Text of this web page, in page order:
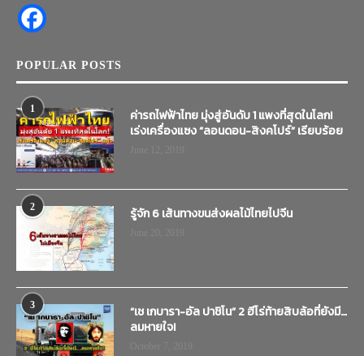
POPULAR POSTS
1
ค่ารถไฟฟ้าไทย มุ่งสู่อันดับ 1 แพงที่สุดในโลก!
เร่งเครื่องแซง “ลอนดอน-สิงคโปร์” เรียบร้อย
2 รู้จัก 6 เส้นทางขนส่งผลไม้ไทยไปจีน
3
“เช เกบารา-อัล ปาชิโน” 2 ฮีโร่ท้ายสิบล้อที่ยังมี…
ลมหายใจ!